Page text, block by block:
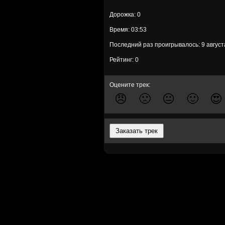
Дорожка: 0
Время: 03:53
Последний раз проигрывалось: 9
Рейтинг: 0
Оцените трек:
😠 🙁 😐 🙂 😍
Заказать трек